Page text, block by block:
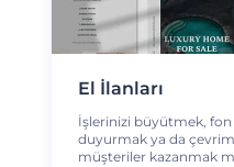
El İlanları
İşlerinizi büyütmek,
duyurmak ya da
müşteriler kazanmak